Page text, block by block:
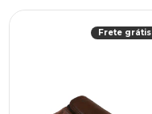
Frete grátis